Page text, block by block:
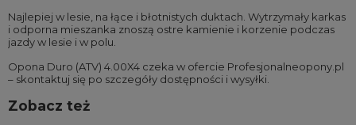
Najlepiej w lesie, na łące i błotnistych duktach. Wytrzymały karkas
i odporna mieszanka znoszą ostre kamienie i korzenie podczas
jazdy w lesie i w polu.
Opona Duro (ATV) 4.00X4 czeka w ofercie Profesjonalneopony.pl
– skontaktuj się po szczegóły dostępności i wysyłki.
Zobacz też